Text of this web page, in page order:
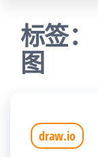
标签：
图
draw.io